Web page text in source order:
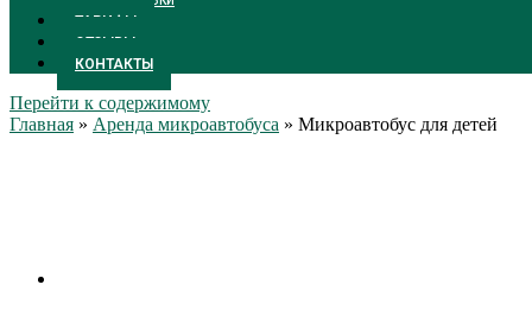
ТАРИФЫ
ОТЗЫВЫ
КОНТАКТЫ
Перейти к содержимому
Главная » Аренда микроавтобуса » Микроавтобус для детей